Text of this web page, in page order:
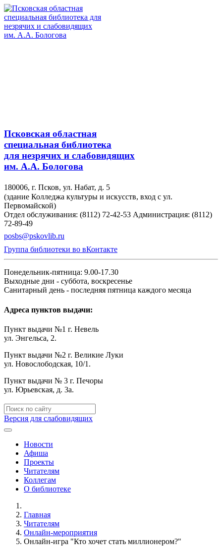
Псковская областная
специальная библиотека
для незрячих и слабовидящих
им. А.А. Бологова
180006, г. Псков, ул. Набат, д. 5
(здание Колледжа культуры и искусств, вход с ул.
Первомайской)
Отдел обслуживания: (8112) 72-42-53 Администрация: (8112)
72-89-49
posbs@pskovlib.ru
Группа библиотеки во вКонтакте
Понедельник-пятница: 9.00-17.30
Выходные дни - суббота, воскресенье
Санитарный день - последняя пятница каждого месяца
Адреса пунктов выдачи:
Пункт выдачи №1 г. Невель
ул. Энгельса, 2.
Пункт выдачи №2 г. Великие Луки
ул. Новослободская, 10/1.
Пункт выдачи № 3 г. Печоры
ул. Юрьевская, д. 3а.
Версия для слабовидящих
Новости
Афиша
Проекты
Читателям
Коллегам
О библиотеке
Главная
Читателям
Онлайн-мероприятия
Онлайн-игра "Кто хочет стать миллионером?"